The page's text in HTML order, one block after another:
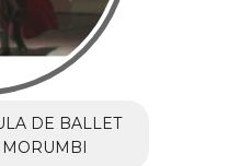
DE BALLET